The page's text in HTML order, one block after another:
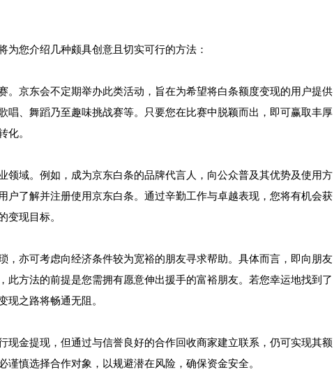
为您介绍几种颇具创意且切实可行的方法：
。京东会不定期举办此类活动，旨在为希望将白条额度变现的用户提供
唱、舞蹈乃至趣味挑战赛等。只要您在比赛中脱颖而出，即可赢取丰厚
化。
领域。例如，成为京东白条的品牌代言人，向公众普及其优势及使用方
户了解并注册使用京东白条。通过辛勤工作与卓越表现，您将有机会获
变现目标。
，亦可考虑向经济条件较为宽裕的朋友寻求帮助。具体而言，即向朋友
此方法的前提是您需拥有愿意伸出援手的富裕朋友。若您幸运地找到了
现之路将畅通无阻。
现金提现，但通过与信誉良好的合作回收商家建立联系，仍可实现其额
谨慎选择合作对象，以规避潜在风险，确保资金安全。